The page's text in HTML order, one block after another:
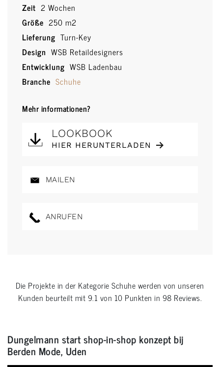
Zeit 2 Wochen
Größe 250 m2
Lieferung Turn-Key
Design WSB Retaildesigners
Entwicklung WSB Ladenbau
Branche Schuhe
Mehr informationen?
LOOKBOOK
HIER HERUNTERLADEN
MAILEN
ANRUFEN
Die Projekte in der KategorieSchuhewerden von unseren
Kunden beurteilt mit9.1 von 10 Punkten in 98 Reviews.
Dungelmann start shop-in-shop konzept bij
Berden Mode, Uden